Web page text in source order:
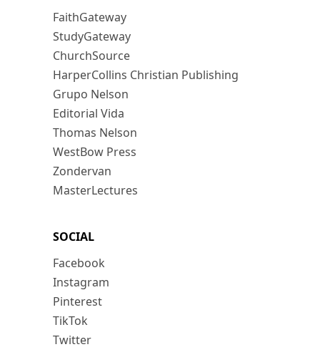
FaithGateway
StudyGateway
ChurchSource
HarperCollins Christian Publishing
Grupo Nelson
Editorial Vida
Thomas Nelson
WestBow Press
Zondervan
MasterLectures
SOCIAL
Facebook
Instagram
Pinterest
TikTok
Twitter